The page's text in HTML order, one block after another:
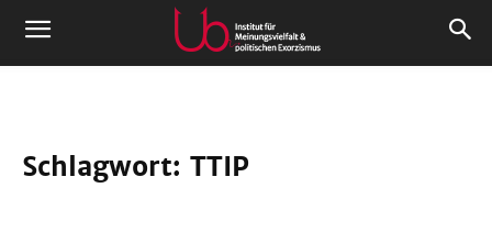
Schlagwort: TTIP